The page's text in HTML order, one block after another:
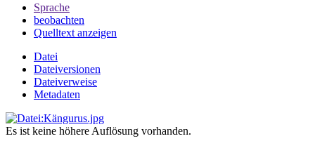
Sprache
beobachten
Quelltext anzeigen
Datei
Dateiversionen
Dateiverweise
Metadaten
Es ist keine höhere Auflösung vorhanden.